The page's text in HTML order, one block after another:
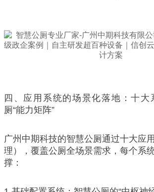
四、应用系统的场景化落地：十大
厕“能力矩阵”
广州中期科技的智慧公厕通过十大应
理），覆盖公厕全场景需求，每个系
撑：